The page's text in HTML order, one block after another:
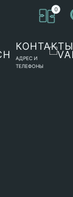
0
КОНТАКТЫ
АДРЕС И
ТЕЛЕФОНЫ